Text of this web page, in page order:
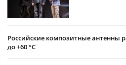
Российские композитные антенны
до +60 °С